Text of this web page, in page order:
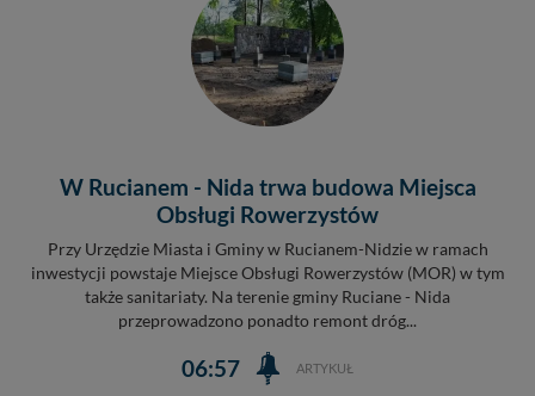
W Rucianem - Nida trwa budowa Miejsca
Obsługi Rowerzystów
Przy Urzędzie Miasta i Gminy w Rucianem-Nidzie w ramach
inwestycji powstaje Miejsce Obsługi Rowerzystów (MOR) w tym
także sanitariaty. Na terenie gminy Ruciane - Nida
przeprowadzono ponadto remont dróg...
06:57 ARTYKUŁ